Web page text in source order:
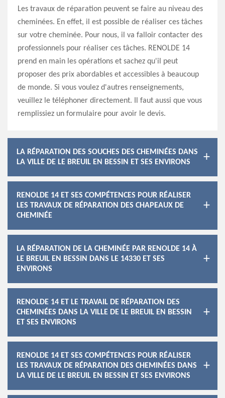
Les travaux de réparation peuvent se faire au niveau des
cheminées. En effet, il est possible de réaliser ces tâches
sur votre cheminée. Pour nous, il va falloir contacter des
professionnels pour réaliser ces tâches. RENOLDE 14
prend en main les opérations et sachez qu'il peut
proposer des prix abordables et accessibles à beaucoup
de monde. Si vous voulez d'autres renseignements,
veuillez le téléphoner directement. Il faut aussi que vous
remplissiez un formulaire pour avoir le devis.
LA RÉPARATION DES SOUCHES DES CHEMINÉES DANS
LA VILLE DE LE BREUIL EN BESSIN ET SES ENVIRONS
RENOLDE 14 ET SES COMPÉTENCES POUR RÉALISER
LES TRAVAUX DE RÉPARATION DES CHAPEAUX DE
CHEMINÉE
LA RÉPARATION DE LA CHEMINÉE PAR RENOLDE 14 À
LE BREUIL EN BESSIN DANS LE 14330 ET SES
ENVIRONS
RENOLDE 14 ET LE TRAVAIL DE RÉPARATION DES
CHEMINÉES DANS LA VILLE DE LE BREUIL EN BESSIN
ET SES ENVIRONS
RENOLDE 14 ET SES COMPÉTENCES POUR RÉALISER
LES TRAVAUX DE RÉPARATION DES CHEMINÉES DANS
LA VILLE DE LE BREUIL EN BESSIN ET SES ENVIRONS